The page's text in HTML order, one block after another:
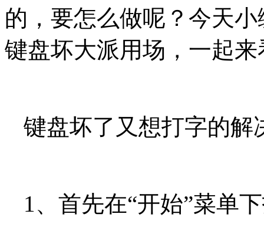
的，要怎么做呢？今天
键盘坏大派用场，一起
键盘坏了又想打字的解
1、首先在“开始”菜单